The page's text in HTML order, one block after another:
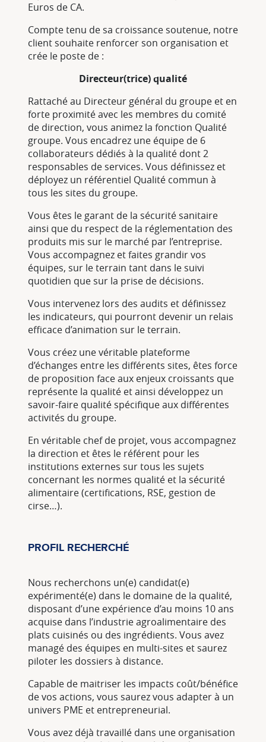
Euros de CA.
Compte tenu de sa croissance soutenue, notre
client souhaite renforcer son organisation et
crée le poste de :
Directeur(trice) qualité
Rattaché au Directeur général du groupe et en
forte proximité avec les membres du comité
de direction, vous animez la fonction Qualité
groupe. Vous encadrez une équipe de 6
collaborateurs dédiés à la qualité dont 2
responsables de services. Vous définissez et
déployez un référentiel Qualité commun à
tous les sites du groupe.
Vous êtes le garant de la sécurité sanitaire
ainsi que du respect de la réglementation des
produits mis sur le marché par l’entreprise.
Vous accompagnez et faites grandir vos
équipes, sur le terrain tant dans le suivi
quotidien que sur la prise de décisions.
Vous intervenez lors des audits et définissez
les indicateurs, qui pourront devenir un relais
efficace d’animation sur le terrain.
Vous créez une véritable plateforme
d’échanges entre les différents sites, êtes force
de proposition face aux enjeux croissants que
représente la qualité et ainsi développez un
savoir-faire qualité spécifique aux différentes
activités du groupe.
En véritable chef de projet, vous accompagnez
la direction et êtes le référent pour les
institutions externes sur tous les sujets
concernant les normes qualité et la sécurité
alimentaire (certifications, RSE, gestion de
cirse…).
PROFIL RECHERCHÉ
Nous recherchons un(e) candidat(e)
expérimenté(e) dans le domaine de la qualité,
disposant d’une expérience d’au moins 10 ans
acquise dans l’industrie agroalimentaire des
plats cuisinés ou des ingrédients. Vous avez
managé des équipes en multi-sites et saurez
piloter les dossiers à distance.
Capable de maitriser les impacts coût/bénéfice
de vos actions, vous saurez vous adapter à un
univers PME et entrepreneurial.
Vous avez déjà travaillé dans une organisation